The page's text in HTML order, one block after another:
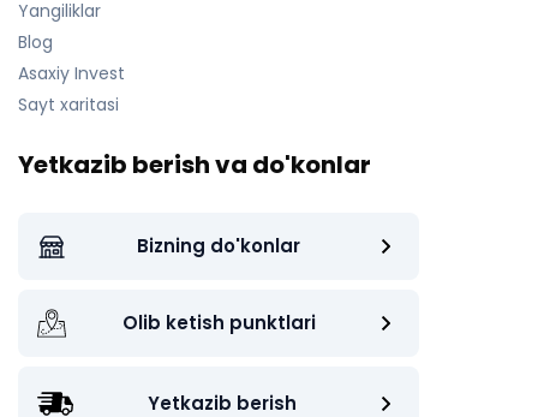
Yangiliklar
Blog
Asaxiy Invest
Sayt xaritasi
Yetkazib berish va do'konlar
Bizning do'konlar
Olib ketish punktlari
Yetkazib berish